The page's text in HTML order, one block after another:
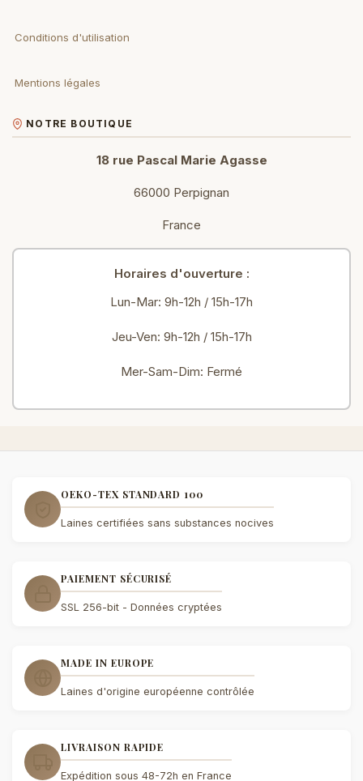
Conditions d'utilisation
Mentions légales
NOTRE BOUTIQUE
18 rue Pascal Marie Agasse
66000 Perpignan
France
Horaires d'ouverture :
Lun-Mar: 9h-12h / 15h-17h
Jeu-Ven: 9h-12h / 15h-17h
Mer-Sam-Dim: Fermé
OEKO-TEX STANDARD 100
Laines certifiées sans substances nocives
PAIEMENT SÉCURISÉ
SSL 256-bit - Données cryptées
MADE IN EUROPE
Laines d'origine européenne contrôlée
LIVRAISON RAPIDE
Expédition sous 48-72h en France